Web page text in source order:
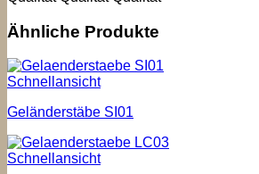
Ähnliche Produkte
Schnellansicht
Geländerstäbe SI01
Schnellansicht